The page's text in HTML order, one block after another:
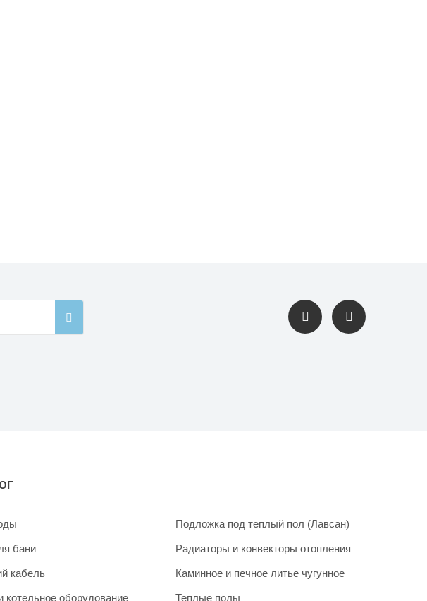
бани
кабель
котельное оборудование
Подложка под теплый пол (Лавсан)
Радиаторы и конвекторы отопления
Каминное и печное литье чугунное
Теплые полы